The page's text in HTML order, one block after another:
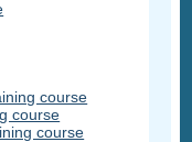
course
course
course